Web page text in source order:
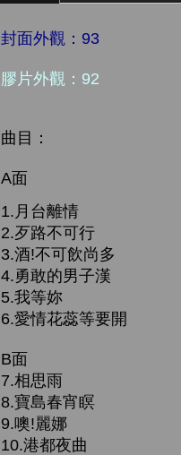
封面外觀：93
膠片外觀：92
曲目 ：
A面
1.月台離情
2.歹路不可行
3.酒!不可飲尚多
4.勇敢的男子漢
5.我等妳
6.愛情花蕊等要開
B面
7.相思雨
8.寶島春宵瞑
9.噢!麗娜
10.港都夜曲